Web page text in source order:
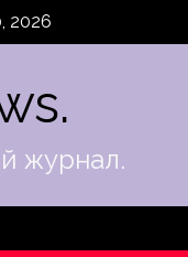
2026
журнал.